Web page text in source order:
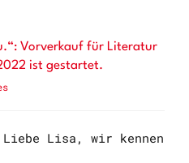
Vorverkauf für Literatur
ist gestartet.
Lisa, wir kennen